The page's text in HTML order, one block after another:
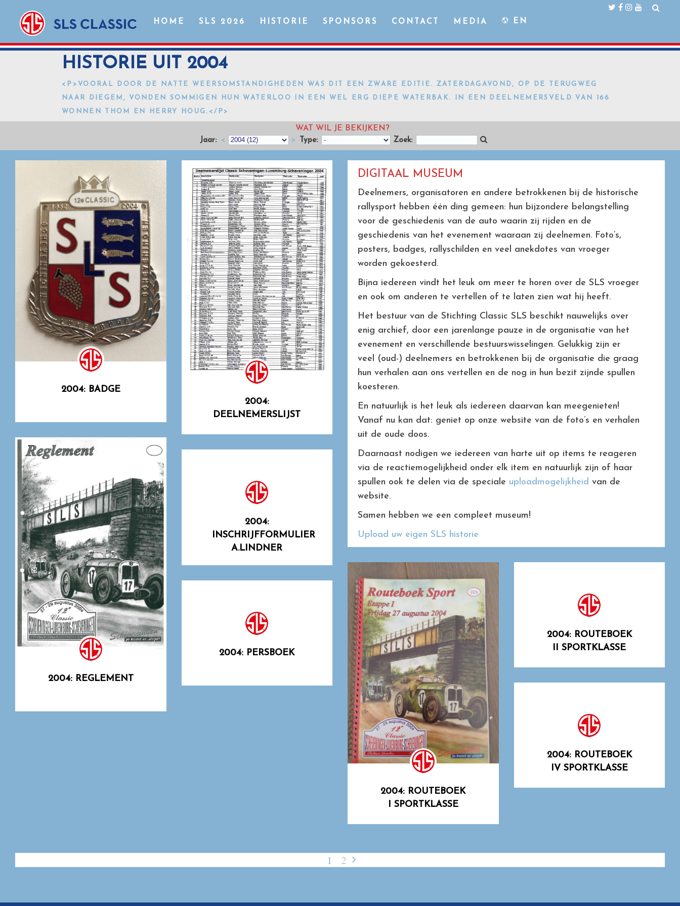
HOME SLS 2026 HISTORIE SPONSORS CONTACT MEDIA EN
HISTORIE UIT 2004
<P>VOORAL DOOR DE NATTE WEERSOMSTANDIGHEDEN WAS DIT EEN ZWARE EDITIE. ZATERDAGAVOND, OP DE TERUGWEG
NAAR DIEGEM, VONDEN SOMMIGEN HUN WATERLOO IN EEN WEL ERG DIEPE WATERBAK. IN EEN DEELNEMERSVELD VAN 166
WONNEN THOM EN HERRY HOUG.</P>
WAT WIL JE BEKIJKEN?
Jaar: < > Type: Zoek:
2004: BADGE
2004:
DEELNEMERSLIJST
DIGITAAL MUSEUM
Deelnemers, organisatoren en andere betrokkenen bij de historische
rallysport hebben één ding gemeen: hun bijzondere belangstelling
voor de geschiedenis van de auto waarin zij rijden en de
geschiedenis van het evenement waaraan zij deelnemen. Foto’s,
posters, badges, rallyschilden en veel anekdotes van vroeger
worden gekoesterd.
Bijna iedereen vindt het leuk om meer te horen over de SLS vroeger
en ook om anderen te vertellen of te laten zien wat hij heeft.
Het bestuur van de Stichting Classic SLS beschikt nauwelijks over
enig archief, door een jarenlange pauze in de organisatie van het
evenement en verschillende bestuurswisselingen. Gelukkig zijn er
veel (oud-) deelnemers en betrokkenen bij de organisatie die graag
hun verhalen aan ons vertellen en de nog in hun bezit zijnde spullen
koesteren.
En natuurlijk is het leuk als iedereen daarvan kan meegenieten!
Vanaf nu kan dat: geniet op onze website van de foto’s en verhalen
uit de oude doos.
Daarnaast nodigen we iedereen van harte uit op items te reageren
via de reactiemogelijkheid onder elk item en natuurlijk zijn of haar
spullen ook te delen via de speciale uploadmogelijkheid van de
website.
Samen hebben we een compleet museum!
Upload uw eigen SLS historie
2004: REGLEMENT
2004:
INSCHRIJFFORMULIER
A.LINDNER
2004: ROUTEBOEK
I SPORTKLASSE
2004: ROUTEBOEK
II SPORTKLASSE
2004: PERSBOEK
2004: ROUTEBOEK
IV SPORTKLASSE
1 2